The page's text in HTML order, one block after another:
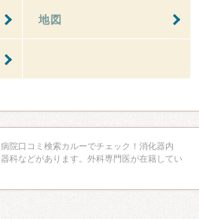
地図
院口コミ検索カルーでチェック！消化器内
科などがあります。外科専門医が在籍してい